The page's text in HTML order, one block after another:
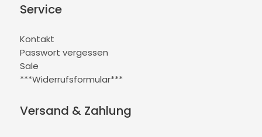
Service
Kontakt
Passwort vergessen
Sale
***Widerrufsformular***
Versand & Zahlung